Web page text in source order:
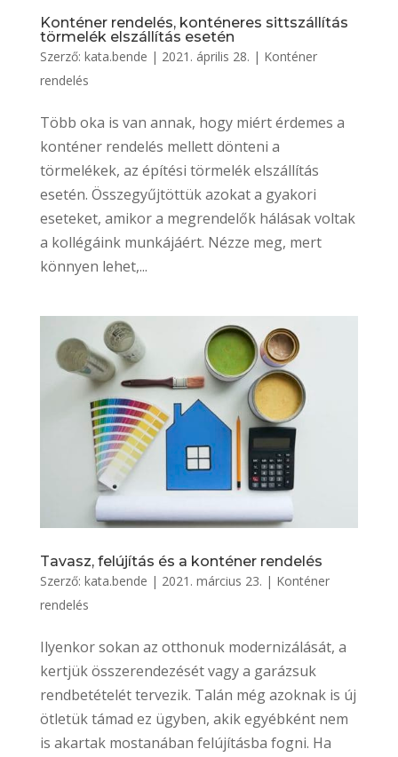
Konténer rendelés, konténeres sittszállítás
törmelék elszállítás esetén
Szerző: kata.bende | 2021. április 28. | Konténer
rendelés
Több oka is van annak, hogy miért érdemes a
konténer rendelés mellett dönteni a
törmelékek, az építési törmelék elszállítás
esetén. Összegyűjtöttük azokat a gyakori
eseteket, amikor a megrendelők hálásak voltak
a kollégáink munkájáért. Nézze meg, mert
könnyen lehet,...
Tavasz, felújítás és a konténer rendelés
Szerző: kata.bende | 2021. március 23. | Konténer
rendelés
Ilyenkor sokan az otthonuk modernizálását, a
kertjük összerendezését vagy a garázsuk
rendbetételét tervezik. Talán még azoknak is új
ötletük támad ez ügyben, akik egyébként nem
is akartak mostanában felújításba fogni. Ha